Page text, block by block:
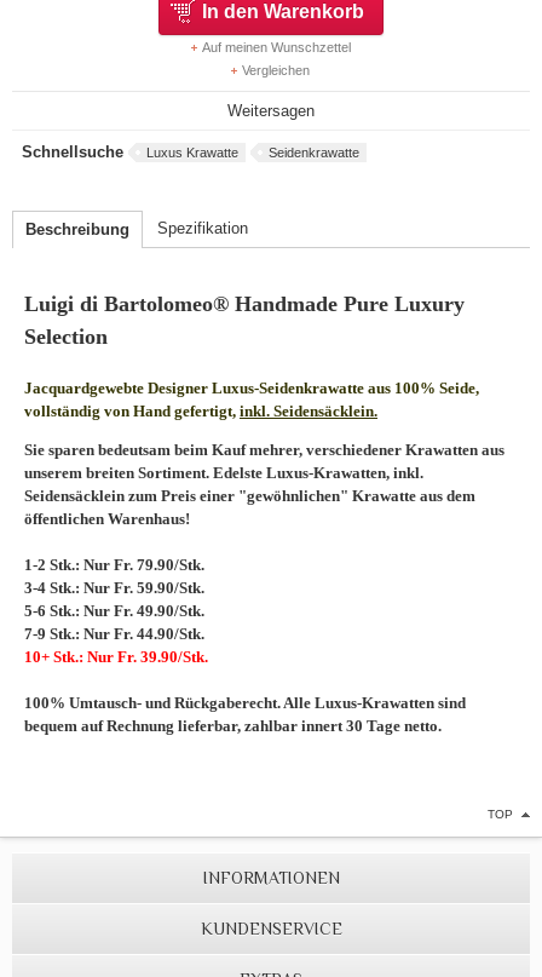
In den Warenkorb
Auf meinen Wunschzettel
Vergleichen
Weitersagen
Schnellsuche Luxus Krawatte Seidenkrawatte
Beschreibung Spezifikation
Luigi di Bartolomeo® Handmade Pure Luxury
Selection
Jacquardgewebte Designer Luxus-Seidenkrawatte aus 100% Seide,
vollständig von Hand gefertigt, inkl. Seidensäcklein.
Sie sparen bedeutsam beim Kauf mehrer, verschiedener Krawatten aus
unserem breiten Sortiment. Edelste Luxus-Krawatten, inkl.
Seidensäcklein zum Preis einer "gewöhnlichen" Krawatte aus dem
öffentlichen Warenhaus!
1-2 Stk.: Nur Fr. 79.90/Stk.
3-4 Stk.: Nur Fr. 59.90/Stk.
5-6 Stk.: Nur Fr. 49.90/Stk.
7-9 Stk.: Nur Fr. 44.90/Stk.
10+ Stk.: Nur Fr. 39.90/Stk.
100% Umtausch- und Rückgaberecht. Alle Luxus-Krawatten sind
bequem auf Rechnung lieferbar, zahlbar innert 30 Tage netto.
TOP
INFORMATIONEN
KUNDENSERVICE